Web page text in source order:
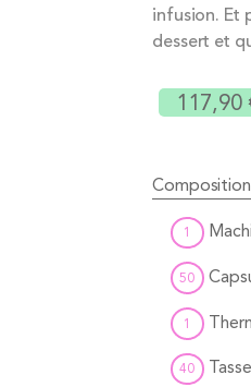
infusion. Et
dessert et
117,90
1
50
1
40